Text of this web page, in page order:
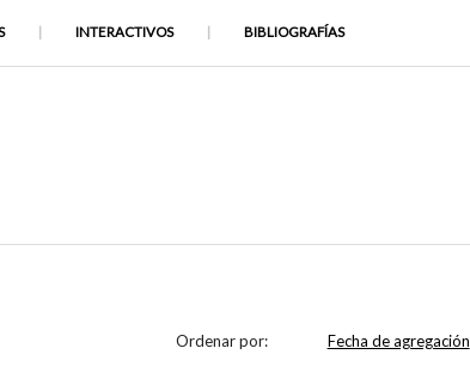
INTERACTIVOS BIBLIOGRAFÍAS
Ordenar por: Fecha de agregación